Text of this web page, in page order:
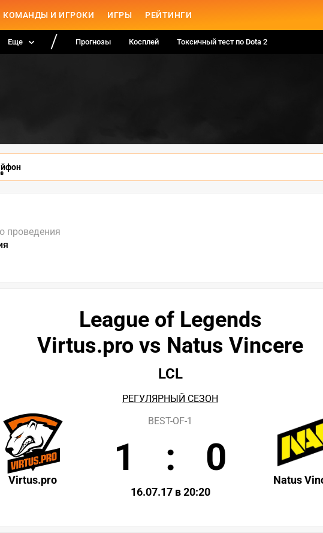
КОМАНДЫ И ИГРОКИ ИГРЫ РЕЙТИНГИ
Еще Прогнозы Косплей Токсичный тест по Dota 2
проведения
League of Legends
Virtus.pro vs Natus Vincere
LCL
РЕГУЛЯРНЫЙ СЕЗОН
Virtus.pro Natus
BEST-OF-1
1 : 0
16.07.17 в 20:20